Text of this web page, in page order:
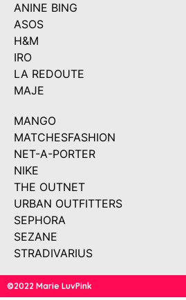
ANINE BING
ASOS
H&M
IRO
LA REDOUTE
MAJE
MANGO
MATCHESFASHION
NET-A-PORTER
NIKE
THE OUTNET
URBAN OUTFITTERS
SEPHORA
SEZANE
STRADIVARIUS
©2022 Marie LuvPink